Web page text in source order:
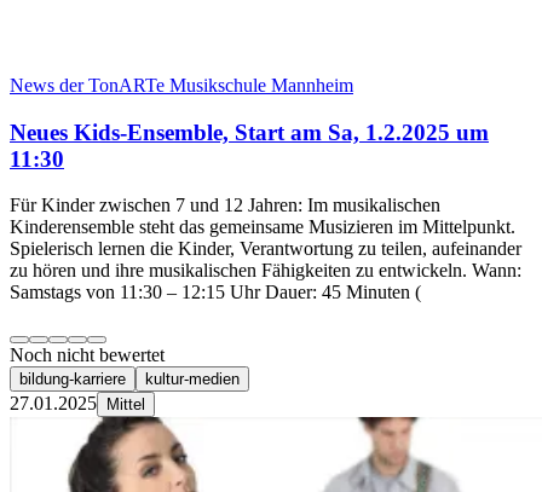
News der TonARTe Musikschule Mannheim
Neues Kids-Ensemble, Start am Sa, 1.2.2025 um
11:30
Für Kinder zwischen 7 und 12 Jahren: Im musikalischen
Kinderensemble steht das gemeinsame Musizieren im Mittelpunkt.
Spielerisch lernen die Kinder, Verantwortung zu teilen, aufeinander
zu hören und ihre musikalischen Fähigkeiten zu entwickeln. Wann:
Samstags von 11:30 – 12:15 Uhr Dauer: 45 Minuten (
Noch nicht bewertet
bildung-karriere kultur-medien
27.01.2025 Mittel